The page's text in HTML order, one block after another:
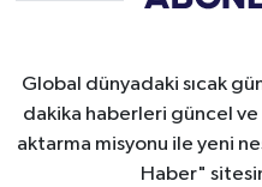
Global dünyadaki sıcak
dakika haberleri güncel ve
aktarma misyonu ile yeni
Haber"